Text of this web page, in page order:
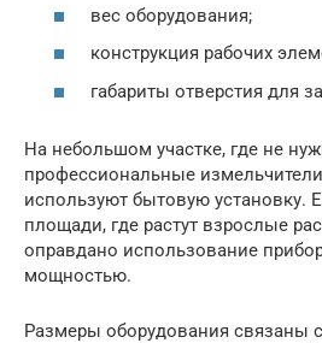
вес оборудования;
конструкция рабочих
габариты отверстия для
На небольшом участке, где не
профессиональные
используют бытовую установку.
площади, где растут взрослые
оправдано использование
мощностью.
Размеры оборудования связаны